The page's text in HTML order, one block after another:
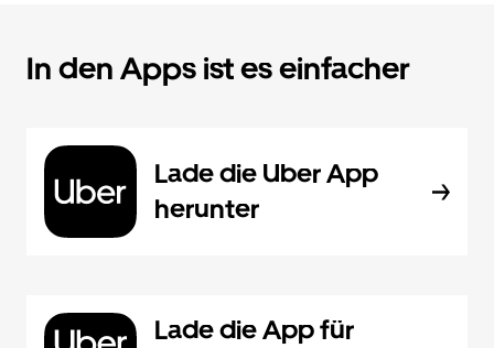
In den Apps ist es einfacher
Lade die Uber App
herunter
Lade die App für